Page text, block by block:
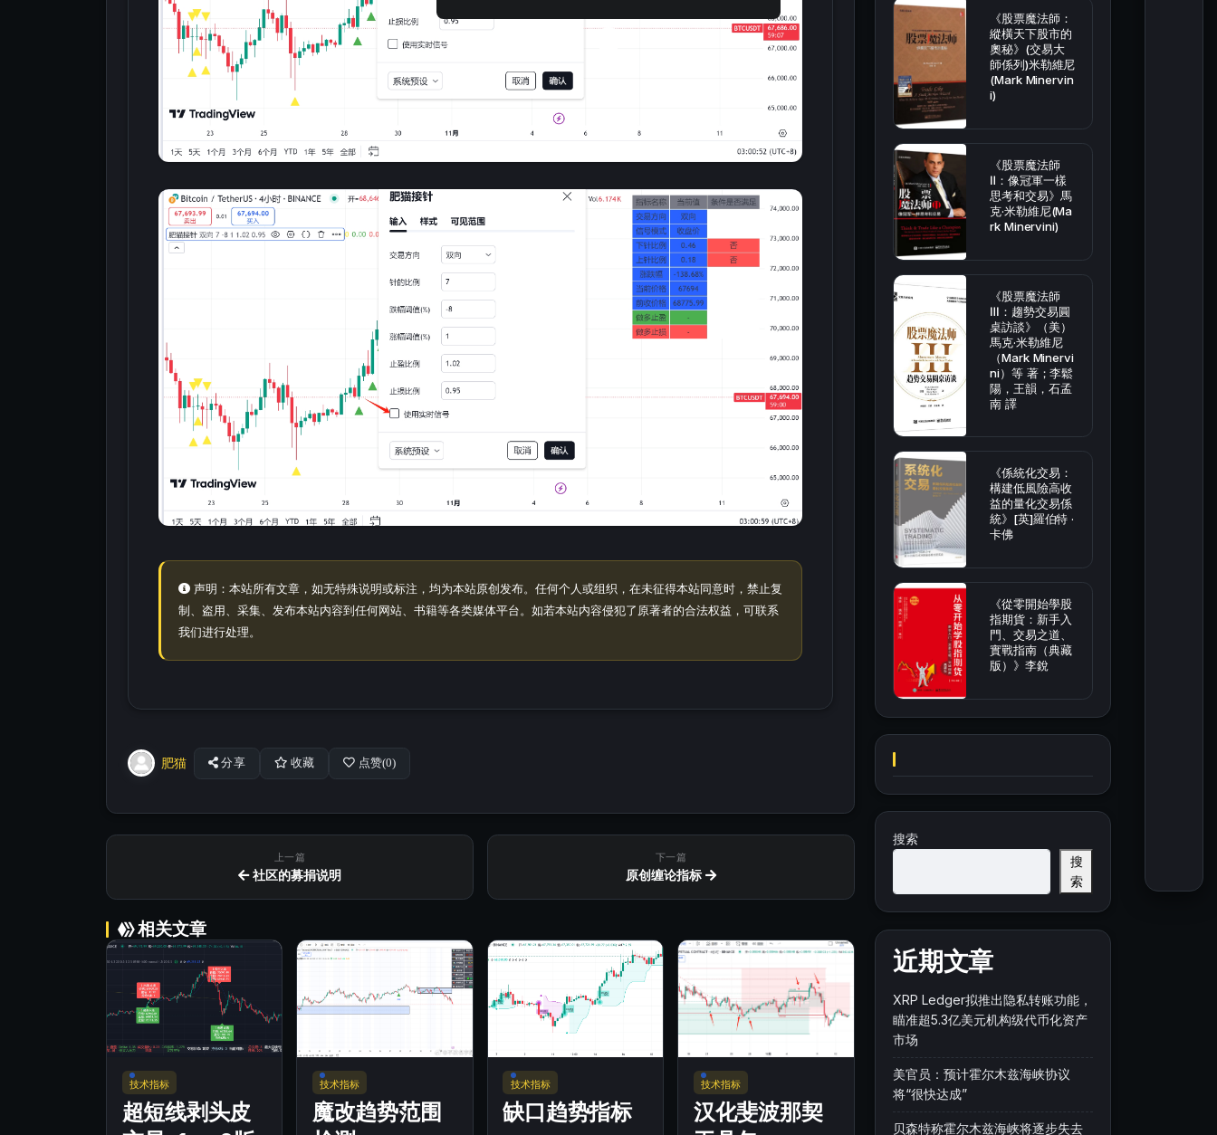
声明：本站所有文章，如无特殊说明或标注，均为本站原创发布。任何个人或组织，在未征得本站同意时，禁止复
制、盗用、采集、发布本站内容到任何网站、书籍等各类媒体平台。如若本站内容侵犯了原著者的合法权益，可联系
我们进行处理。
肥猫 分享 收藏 点赞(0)
上一篇
社区的募捐说明
下一篇
原创缠论指标
相关文章
技术指标
超短线剥头皮
技术指标
魔改趋势范围
技术指标
缺口趋势指标
技术指标
汉化斐波那契
《股票魔法師：
縱橫天下股市的
奧秘》(交易大
師係列)米勒維尼
(Mark Minervin
i)
《股票魔法師
Ⅱ：像冠軍一樣
思考和交易》馬
克·米勒維尼(Ma
rk Minervini)
《股票魔法師
Ⅲ：趨勢交易圓
桌訪談》（美）
馬克·米勒維尼
（Mark Minervi
ni）等 著；李鬆
陽，王韻，石孟
南 譯
《係統化交易：
構建低風險高收
益的量化交易係
統》[英]羅伯特 ·
卡佛
《從零開始學股
指期貨：新手入
門、交易之道、
實戰指南（典藏
版）》李銳
搜索
搜
索
近期文章
XRP Ledger拟推出隐私转账功能，
瞄准超5.3亿美元机构级代币化资产
市场
美官员：预计霍尔木兹海峡协议
将“很快达成”
贝森特称霍尔木兹海峡将逐步失去